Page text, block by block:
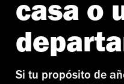
casa o
Si tu propósito de